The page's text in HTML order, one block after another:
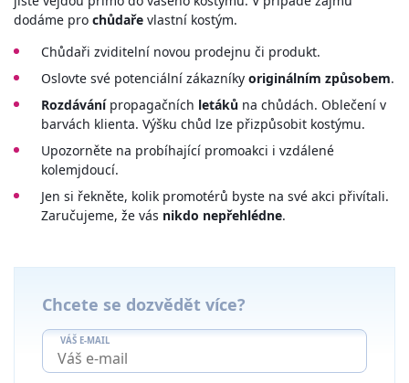
dodáme pro chůdaře vlastní kostým.
Chůdaři zviditelní novou prodejnu či produkt.
Oslovte své potenciální zákazníky originálním způsobem.
Rozdávánípropagačních letáků na chůdách. Oblečení v
barvách klienta. Výšku chůd lze přizpůsobit kostýmu.
Upozorněte na probíhající promoakci i vzdálené
kolemjdoucí.
Jen si řekněte, kolik promotérů byste na své akci přivítali.
Zaručujeme, že vás nikdo nepřehlédne.
Chcete se dozvědět více?
VÁŠ E-MAIL